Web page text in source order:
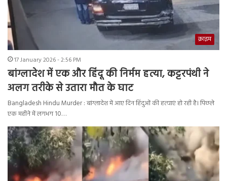
क्राइम
17 January 2026 - 2:56 PM
बांग्लादेश में एक और हिंदू की निर्मम हत्या, कट्टरपंथी ने
अलग तरीके से उतारा मौत के घाट
Bangladesh Hindu Murder : बांग्लादेश में आए दिन हिंदुओं की हत्याएं हो रही है। पिछले
एक महीने में लगभग 10…